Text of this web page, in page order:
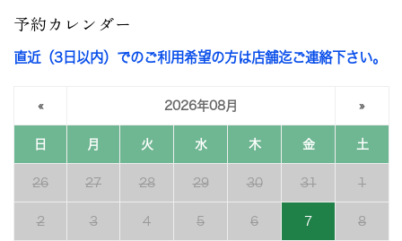
予約カレンダー
直近（3日以内）でのご利用希望の方は店舗迄ご連絡下さい。
« 2026年08月 »
日 月 火 水 木 金 土
26 27 28 29 30 31 1
2 3 4 5 6 7 8